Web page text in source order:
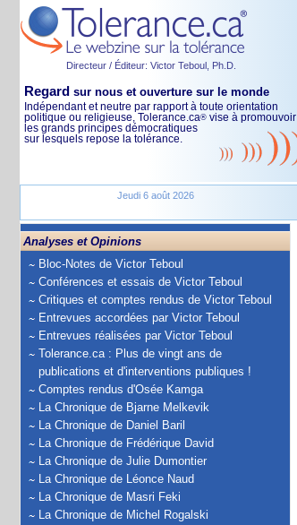
Directeur / Éditeur: Victor Teboul, Ph.D.
Regard sur nous et ouverture sur le monde
Indépendant et neutre par rapport à toute orientation
politique ou religieuse, Tolerance.ca® vise à promouvoir
les grands principes démocratiques
sur lesquels repose la tolérance.
Jeudi 6 août 2026
Analyses et Opinions
Bloc-Notes de Victor Teboul
Conférences et essais de Victor Teboul
Critiques et comptes rendus de Victor Teboul
Entrevues accordées par Victor Teboul
Entrevues réalisées par Victor Teboul
Tolerance.ca : Plus de vingt ans de
publications et d'interventions publiques !
Comptes rendus d'Osée Kamga
La Chronique de Bjarne Melkevik
La Chronique de Daniel Baril
La Chronique de Frédérique David
La Chronique de Julie Dumontier
La Chronique de Léonce Naud
La Chronique de Masri Feki
La Chronique de Michel Rogalski